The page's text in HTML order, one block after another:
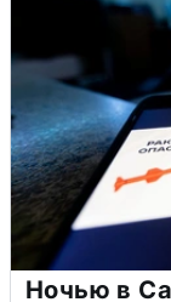
Ночью в